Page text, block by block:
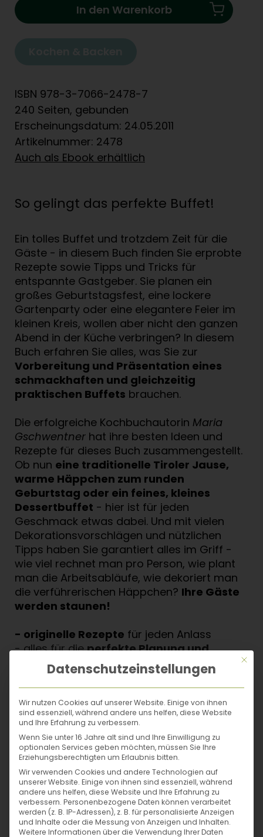
In den Warenkorb
ISBN 978-3-7066-2478-7
240 Seiten, gebunden
Erscheinungsdatum: 24.05.2011
Artikelnummer: 2478
Auch als Ebook erhältlich
So gelingt das perfekte Buffet!
Ein tolles Buffet und trotzdem Zeit für die
Gäste - in diesem Buch finden Sie erprobte
Rezepte sowie Tipps und Tricks für
entspannte Gastgeber. Sie planen ein
großes Geburtstagsfest, eine lockere
Gartenparty oder eine elegantere Feier im
kleinen Kreis, wollen aber nicht den ganzen
Abend in der Küche verbringen? In diesem
Buch erfahren Sie alles, was Sie zur
Vorbereitung und Präsentation eines
schmackhaften und gleichzeitig
praktischen Buffets brauchen.
Die erfolgreiche Kochbuchautorin Maria
Gschwentner hat ihre besten Ideen und
Rezepte für dieses Buch zusammengestellt.
Ob nun eine traditionelle Tiroler Jause,
warme Häppchen zum runden
Geburtstag oder ein feines, kleines
Dessertbuffet - hier ist für jeden
Geschmack etwas dabei. Und mit vielen
Dekorationsvorschlägen und nützlichen
Tipps haben Sie garantiert alles im Griff -
wie viel rechnet man pro Person, wie plant
man die Arbeitsabläufe, wie dekoriert man
die verführerischen Häppchen? Ihre Gäste
werden staunen!
- originelle Rezepte für jeden Anlass
- alles für dieperfekte Planung und
Vorbereitung
wunderschöneDekorationstipps für ein
gelungenes Buffet
-eigenes Kapitel"Voller Wert - ein
Vollwertbuffet!"
-Wissenswertes über Käse und Speck
-neue und traditionelle Rezepte
-praxiserprobt
- stimmungsvolle Fotos
Genießen Sie mit allen Sinnen die kleinen
Köstlichkeiten!
weiterlesen
Autor*in
Mit
Datenschutzeinstellungen
Wir nutzen Cookies auf unserer Website. Einige von ihnen
sind essenziell, während andere uns helfen, diese Website
und Ihre Erfahrung zu verbessern.
Wenn Sie unter 16 Jahre alt sind und Ihre Einwilligung zu
optionalen Services geben möchten, müssen Sie Ihre
Erziehungsberechtigten um Erlaubnis bitten.
Wir verwenden Cookies und andere Technologien auf
unserer Website. Einige von ihnen sind essenziell, während
andere uns helfen, diese Website und Ihre Erfahrung zu
verbessern. Personenbezogene Daten können verarbeitet
werden (z. B. IP-Adressen), z. B. für personalisierte Anzeigen
und Inhalte oder die Messung von Anzeigen und Inhalten.
Weitere Informationen über die Verwendung Ihrer Daten